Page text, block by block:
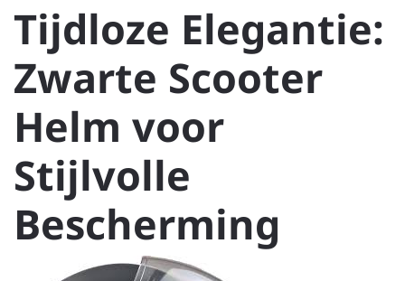
Tijdloze Elegantie:
Zwarte Scooter
Helm voor
Stijlvolle
Bescherming